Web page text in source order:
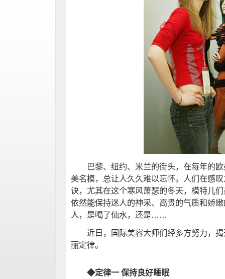
巴黎、纽约、米兰的街头，在每年的欧
美名模，总让人久久难以忘怀。人们在感
诀，尤其在这个寒风萧瑟的冬天，模特儿
依然能保持迷人的神采、高贵的气质和娇
人，是喝了仙水，还是……
近日，国际美容大师们经多方努力，揭
丽定律。
◆定律一 保持良好睡眠